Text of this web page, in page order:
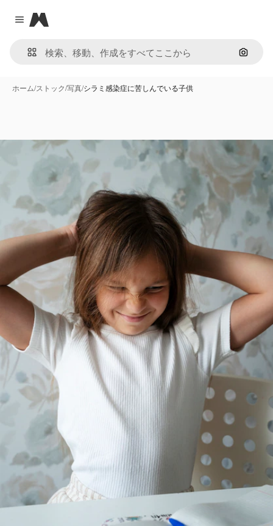
Close menu
Magnific
画像で
ホーム/ストック/写真/シラミ感染症に苦しんでいる子供